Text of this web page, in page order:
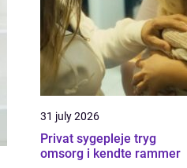
31 july 2026
Privat sygepleje tryg
omsorg i kendte rammer